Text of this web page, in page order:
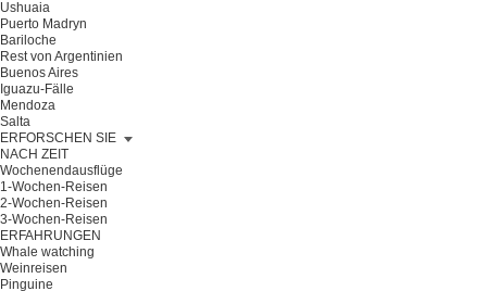
Ushuaia
Puerto Madryn
Bariloche
Rest von Argentinien
Buenos Aires
Iguazu-Fälle
Mendoza
Salta
ERFORSCHEN SIE
NACH ZEIT
Wochenendausflüge
1-Wochen-Reisen
2-Wochen-Reisen
3-Wochen-Reisen
ERFAHRUNGEN
Whale watching
Weinreisen
Pinguine